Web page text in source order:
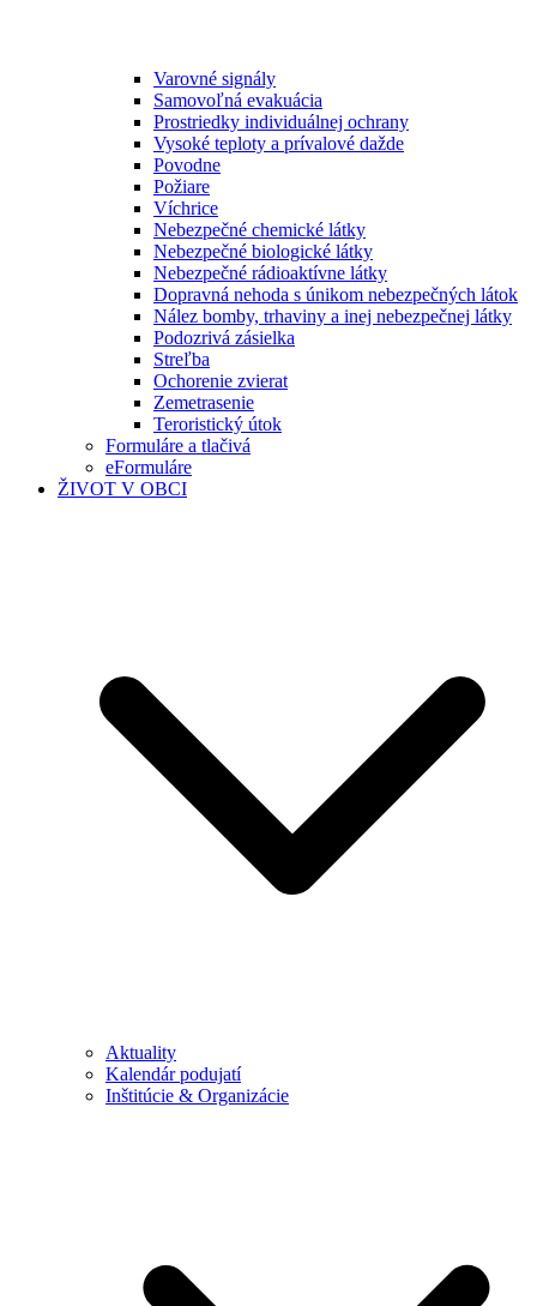
Varovné signály
Samovoľná evakuácia
Prostriedky individuálnej ochrany
Vysoké teploty a prívalové dažde
Povodne
Požiare
Víchrice
Nebezpečné chemické látky
Nebezpečné biologické látky
Nebezpečné rádioaktívne látky
Dopravná nehoda s únikom nebezpečných látok
Nález bomby, trhaviny a inej nebezpečnej látky
Podozrivá zásielka
Streľba
Ochorenie zvierat
Zemetrasenie
Teroristický útok
Formuláre a tlačivá
eFormuláre
ŽIVOT V OBCI
Aktuality
Kalendár podujatí
Inštitúcie & Organizácie